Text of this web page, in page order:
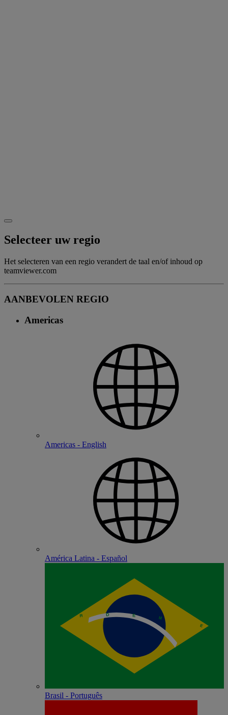
Selecteer uw regio
Het selecteren van een regio verandert de taal en/of inhoud op
teamviewer.com
AANBEVOLEN REGIO
Americas
Americas - English
América Latina - Español
Brasil - Português